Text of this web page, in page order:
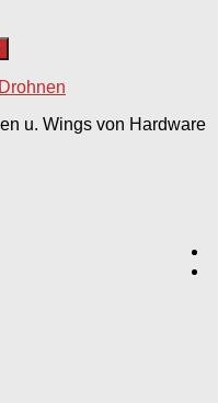
u. Wings von Hardware